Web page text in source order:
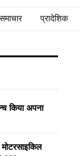
प्रादेशिक
किया अपना